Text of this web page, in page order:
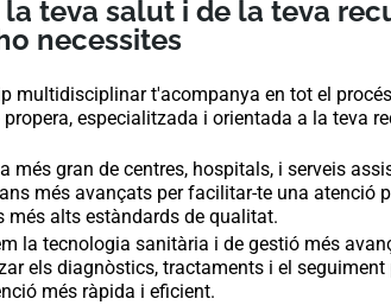
la teva salut i de la teva
necessites
multidisciplinar t'acompanya en tot el
especialitzada i orientada a la teva
més gran de centres, hospitals, i serveis
més avançats per facilitar-te una atenció
més alts estàndards de qualitat.
la tecnologia sanitària i de gestió més
els diagnòstics, tractaments i el seguiment
més ràpida i eficient.